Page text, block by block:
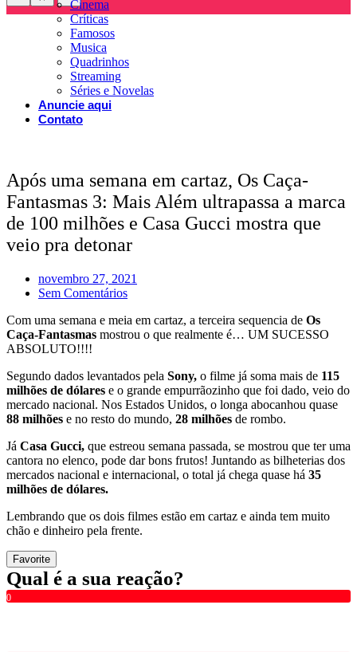
Cinema
Críticas
Famosos
Musica
Quadrinhos
Streaming
Séries e Novelas
Anuncie aqui
Contato
Após uma semana em cartaz, Os Caça-
Fantasmas 3: Mais Além ultrapassa a marca
de 100 milhões e Casa Gucci mostra que
veio pra detonar
novembro 27, 2021
Sem Comentários
Com uma semana e meia em cartaz, a terceira sequencia de Os
Caça-Fantasmas mostrou o que realmente é… UM SUCESSO
ABSOLUTO!!!!
Segundo dados levantados pela Sony, o filme já soma mais de 115
milhões de dólares e o grande empurrãozinho que foi dado, veio do
mercado nacional. Nos Estados Unidos, o longa abocanhou quase
88 milhões e no resto do mundo, 28 milhões de rombo.
Já Casa Gucci, que estreou semana passada, se mostrou que ter uma
cantora no elenco, pode dar bons frutos! Juntando as bilheterias dos
mercados nacional e internacional, o total já chega quase há 35
milhões de dólares.
Lembrando que os dois filmes estão em cartaz e ainda tem muito
chão e dinheiro pela frente.
Favorite
Qual é a sua reação?
0